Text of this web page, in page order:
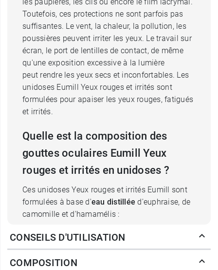
Toutefois, ces protections ne sont parfois pas
suffisantes. Le vent, la chaleur, la pollution, les
poussières peuvent irriter les yeux. Le travail sur
écran, le port de lentilles de contact, de même
qu'une exposition excessive à la lumière
peut rendre les yeux secs et inconfortables. Les
unidoses Eumill Yeux rouges et irrités sont
formulées pour apaiser les yeux rouges, fatigués
et irrités.
Quelle est la composition des
gouttes oculaires Eumill Yeux
rouges et irrités en unidoses ?
Ces unidoses Yeux rouges et irrités Eumill sont
formulées à base d'eau distilléed'euphraise, de
camomille et d'hamamélis :
L'euphraiseest une plante adaptée aux yeux
irrités, rouges et inconfortables. Egalement
appelée « casse-lunettes », l'euphraise est riche
CONSEILS D'UTILISATION
COMPOSITION